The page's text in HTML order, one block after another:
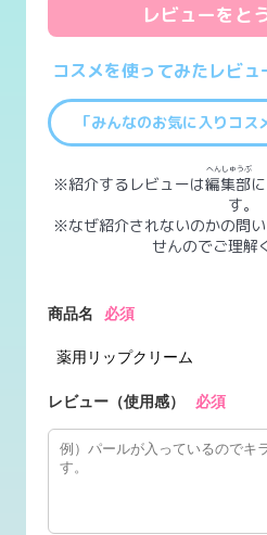
レビューをと
コスメを使ってみたレビュ
「みんなのお気に入りコ
※紹介するレビューは編集部
へんしゅうぶ
す。
※なぜ紹介されないのかの問
せんのでご理解
商品名 必須
レビュー（使用感） 必須